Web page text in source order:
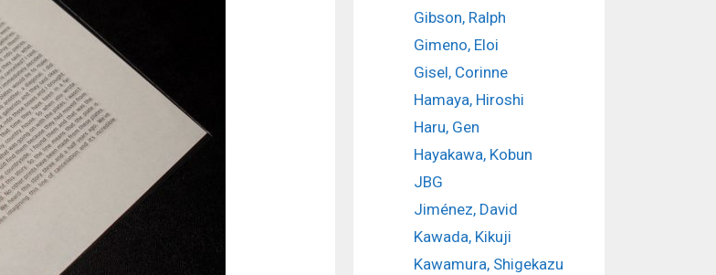
Gibson, Ralph
Gimeno, Eloi
Gisel, Corinne
Hamaya, Hiroshi
Haru, Gen
Hayakawa, Kobun
JBG
Jiménez, David
Kawada, Kikuji
Kawamura, Shigekazu